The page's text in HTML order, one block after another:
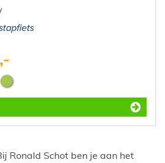
Ronald Schot ben je aan het